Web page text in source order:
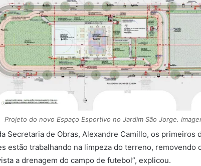
Projeto do novo Espaço Esportivo no Jardim São Jorge.
Secretaria de Obras, Alexandre Camillo, os
estão trabalhando na limpeza do terreno,
a drenagem do campo de futebol”, explicou.